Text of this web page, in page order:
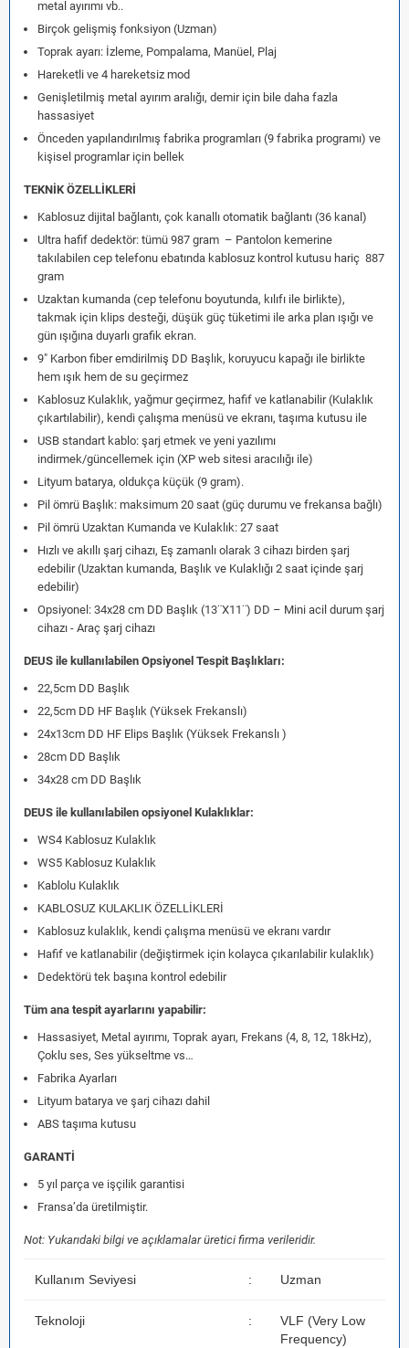
metal ayırımı vb..
Birçok gelişmiş fonksiyon (Uzman)
Toprak ayarı: İzleme, Pompalama, Manüel, Plaj
Hareketli ve 4 hareketsiz mod
Genişletilmiş metal ayırım aralığı, demir için bile daha fazla
hassasiyet
Önceden yapılandırılmış fabrika programları (9 fabrika programı) ve
kişisel programlar için bellek
TEKNİK ÖZELLİKLERİ
Kablosuz dijital bağlantı, çok kanallı otomatik bağlantı (36 kanal)
Ultra hafif dedektör: tümü 987 gram – Pantolon kemerine
takılabilen cep telefonu ebatında kablosuz kontrol kutusu hariç 887
gram
Uzaktan kumanda (cep telefonu boyutunda, kılıfı ile birlikte),
takmak için klips desteği, düşük güç tüketimi ile arka plan ışığı ve
gün ışığına duyarlı grafik ekran.
9" Karbon fiber emdirilmiş DD Başlık, koruyucu kapağı ile birlikte
hem ışık hem de su geçirmez
Kablosuz Kulaklık, yağmur geçirmez, hafif ve katlanabilir (Kulaklık
çıkartılabilir), kendi çalışma menüsü ve ekranı, taşıma kutusu ile
USB standart kablo: şarj etmek ve yeni yazılımı
indirmek/güncellemek için (XP web sitesi aracılığı ile)
Lityum batarya, oldukça küçük (9 gram).
Pil ömrü Başlık: maksimum 20 saat (güç durumu ve frekansa bağlı)
Pil ömrü Uzaktan Kumanda ve Kulaklık: 27 saat
Hızlı ve akıllı şarj cihazı, Eş zamanlı olarak 3 cihazı birden şarj
edebilir (Uzaktan kumanda, Başlık ve Kulaklığı 2 saat içinde şarj
edebilir)
Opsiyonel: 34x28 cm DD Başlık (13¨X11¨) DD – Mini acil durum şarj
cihazı - Araç şarj cihazı
DEUS ile kullanılabilen Opsiyonel Tespit Başlıkları:
22,5cm DD Başlık
22,5cm DD HF Başlık (Yüksek Frekanslı)
24x13cm DD HF Elips Başlık (Yüksek Frekanslı )
28cm DD Başlık
34x28 cm DD Başlık
DEUS ile kullanılabilen opsiyonel Kulaklıklar:
WS4 Kablosuz Kulaklık
WS5 Kablosuz Kulaklık
Kablolu Kulaklık
KABLOSUZ KULAKLIK ÖZELLİKLERİ
Kablosuz kulaklık, kendi çalışma menüsü ve ekranı vardır
Hafif ve katlanabilir (değiştirmek için kolayca çıkarılabilir kulaklık)
Dedektörü tek başına kontrol edebilir
Tüm ana tespit ayarlarını yapabilir:
Hassasiyet, Metal ayırımı, Toprak ayarı, Frekans (4, 8, 12, 18kHz),
Çoklu ses, Ses yükseltme vs…
Fabrika Ayarları
Lityum batarya ve şarj cihazı dahil
ABS taşıma kutusu
GARANTİ
5 yıl parça ve işçilik garantisi
Fransa’da üretilmiştir.
Not: Yukarıdaki bilgi ve açıklamalar üretici firma verileridir.
Kullanım Seviyesi : Uzman
Teknoloji :
VLF (Very Low
Frequency)